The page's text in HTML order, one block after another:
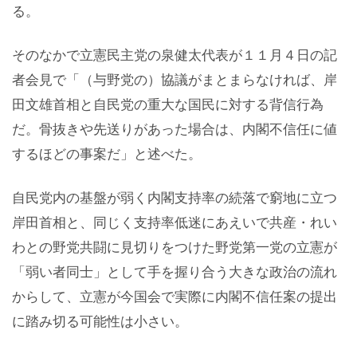
る。
そのなかで立憲民主党の泉健太代表が１１月４日の記
者会見で「（与野党の）協議がまとまらなければ、岸
田文雄首相と自民党の重大な国民に対する背信行為
だ。骨抜きや先送りがあった場合は、内閣不信任に値
するほどの事案だ」と述べた。
自民党内の基盤が弱く内閣支持率の続落で窮地に立つ
岸田首相と、同じく支持率低迷にあえいで共産・れい
わとの野党共闘に見切りをつけた野党第一党の立憲が
「弱い者同士」として手を握り合う大きな政治の流れ
からして、立憲が今国会で実際に内閣不信任案の提出
に踏み切る可能性は小さい。